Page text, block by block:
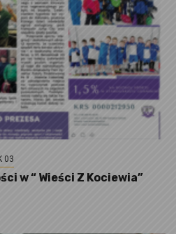
03
w “ Wieści Z Kociewia”